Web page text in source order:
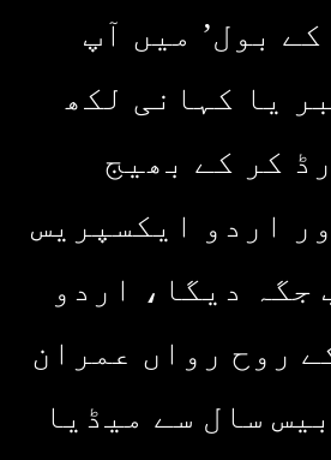
کے بول’ میں آپ
یا کہانی لکھ
کر کے بھیج
اردو ایکسپریس
جگہ دیگا، اردو
روح رواں عمران
سال سے میڈیا